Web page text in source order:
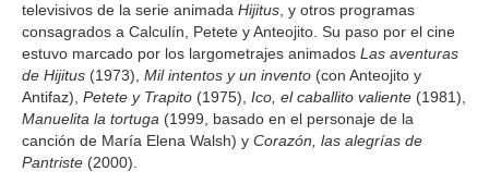
televisivos de la serie animada Hijitus , y otros programas
consagrados a Calculín, Petete y Anteojito. Su paso por el cine
estuvo marcado por los largometrajes animados Las aventuras
de Hijitus (1973), Mil intentos y un invento (con Anteojito y
Antifaz), Petete y Trapito (1975), Ico, el caballito valiente (1981),
Manuelita la tortuga (1999, basado en el personaje de la
canción de María Elena Walsh) y Corazón, las alegrías de
Pantriste (2000).